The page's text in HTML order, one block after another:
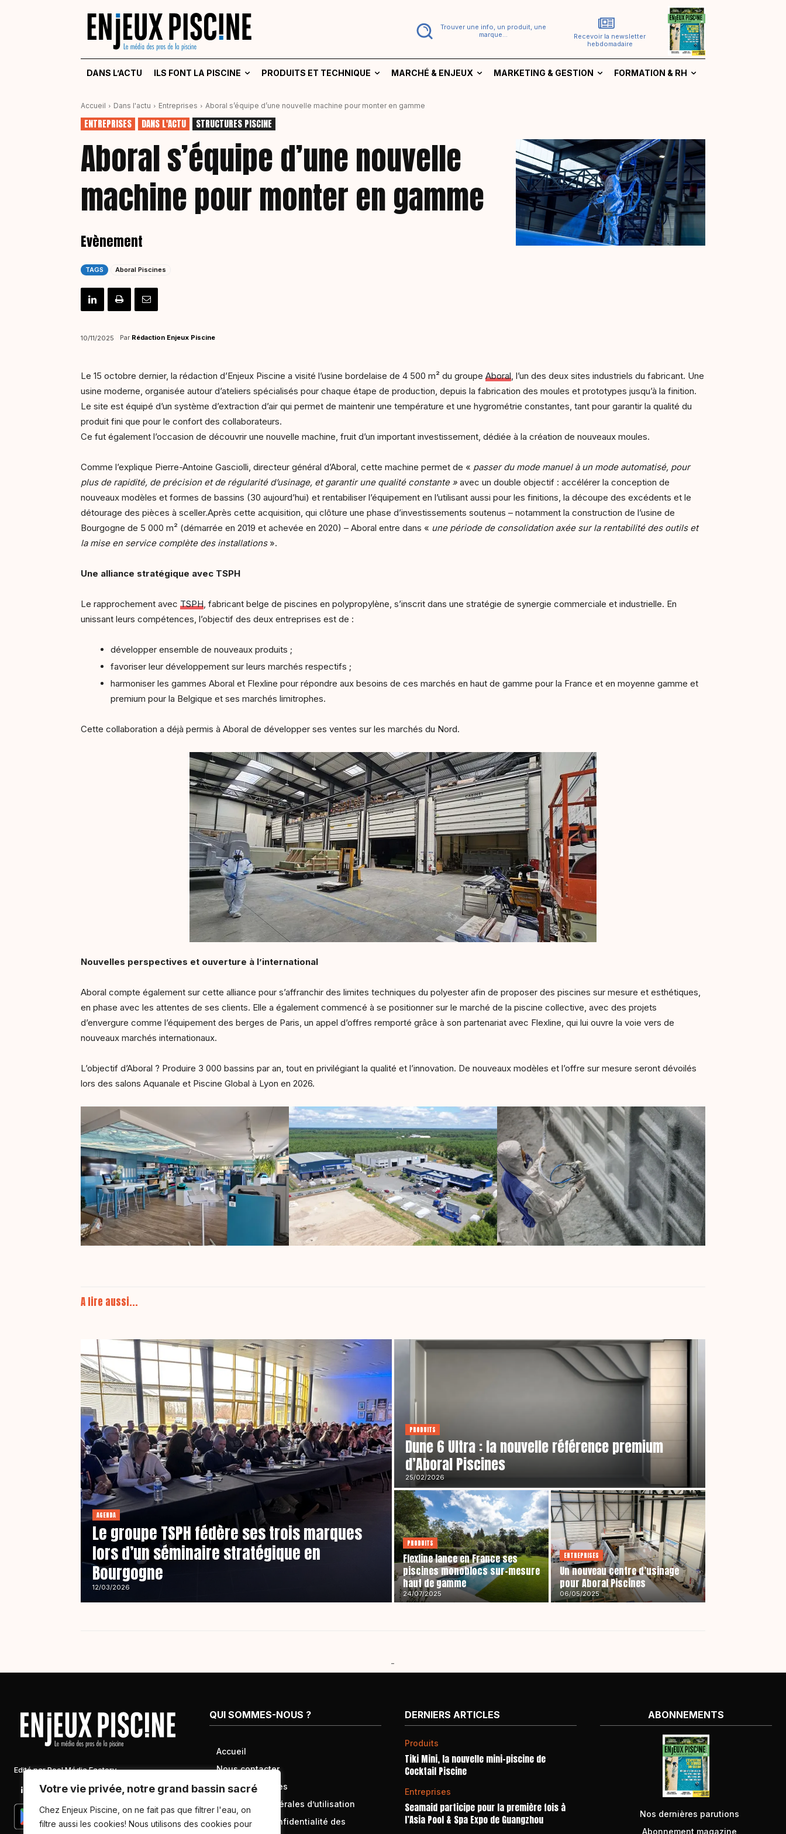
Votre vie privée, notre grand bassin sacré
Chez Enjeux Piscine, on ne fait pas que filtrer l'eau, on
filtre aussi les cookies! Nous utilisons des cookies pour
Trouver une info, un produit, une
marque...
Recevoir la newsletter
hebdomadaire
DANS L’ACTU ILS FONT LA PISCINE PRODUITS ET TECHNIQUE MARCHÉ & ENJEUX MARKETING & GESTION FORMATION & RH
Accueil Dans l'actu Entreprises Aboral s’équipe d’une nouvelle machine pour monter en gamme
ENTREPRISES DANS L'ACTU STRUCTURES PISCINE
Aboral s’équipe d’une nouvelle
machine pour monter en gamme
Evènement
TAGS Aboral Piscines
10/11/2025 Par Rédaction Enjeux Piscine
Le 15 octobre dernier, la rédaction d’Enjeux Piscine a visité l’usine bordelaise de 4 500 m² du groupe Aboral, l’un des deux sites industriels du fabricant. Une
usine moderne, organisée autour d’ateliers spécialisés pour chaque étape de production, depuis la fabrication des moules et prototypes jusqu’à la finition.
Le site est équipé d’un système d’extraction d’air qui permet de maintenir une température et une hygrométrie constantes, tant pour garantir la qualité du
produit fini que pour le confort des collaborateurs.
Ce fut également l’occasion de découvrir une nouvelle machine, fruit d’un important investissement, dédiée à la création de nouveaux moules.
Comme l’explique Pierre-Antoine Gasciolli, directeur général d’Aboral, cette machine permet de « passer du mode manuel à un mode automatisé, pour
plus de rapidité, de précision et de régularité d’usinage, et garantir une qualité constante » avec un double objectif : accélérer la conception de
nouveaux modèles et formes de bassins (30 aujourd’hui) et rentabiliser l’équipement en l’utilisant aussi pour les finitions, la découpe des excédents et le
détourage des pièces à sceller.Après cette acquisition, qui clôture une phase d’investissements soutenus – notamment la construction de l’usine de
Bourgogne de 5 000 m² (démarrée en 2019 et achevée en 2020) – Aboral entre dans « une période de consolidation axée sur la rentabilité des outils et
la mise en service complète des installations».
Une alliance stratégique avec TSPH
Le rapprochement avec TSPH, fabricant belge de piscines en polypropylène, s’inscrit dans une stratégie de synergie commerciale et industrielle. En
unissant leurs compétences, l’objectif des deux entreprises est de :
développer ensemble de nouveaux produits ;
favoriser leur développement sur leurs marchés respectifs ;
harmoniser les gammes Aboral et Flexline pour répondre aux besoins de ces marchés en haut de gamme pour la France et en moyenne gamme et
premium pour la Belgique et ses marchés limitrophes.
Cette collaboration a déjà permis à Aboral de développer ses ventes sur les marchés du Nord.
Nouvelles perspectives et ouverture à l’international
Aboral compte également sur cette alliance pour s’affranchir des limites techniques du polyester afin de proposer des piscines sur mesure et esthétiques,
en phase avec les attentes de ses clients. Elle a également commencé à se positionner sur le marché de la piscine collective, avec des projets
d’envergure comme l’équipement des berges de Paris, un appel d’offres remporté grâce à son partenariat avec Flexline, qui lui ouvre la voie vers de
nouveaux marchés internationaux.
L’objectif d’Aboral ? Produire 3 000 bassins par an, tout en privilégiant la qualité et l’innovation. De nouveaux modèles et l’offre sur mesure seront dévoilés
lors des salons Aquanale et Piscine Global à Lyon en 2026.
A lire aussi...
AGENDA
Le groupe TSPH fédère ses trois marques
lors d’un séminaire stratégique en
Bourgogne
12/03/2026
PRODUITS
Dune 6 Ultra : la nouvelle référence premium
d’Aboral Piscines
25/02/2026
PRODUITS
Flexline lance en France ses
piscines monoblocs sur-mesure
haut de gamme
24/07/2025
ENTREPRISES
Un nouveau centre d’usinage
pour Aboral Piscines
06/05/2025
-
Edité par Pool Média Factory
Linkedin Newsletter
QUI SOMMES-NOUS ?
Accueil
Nous contacter
Mentions légales
Conditions générales d’utilisation
Politique de confidentialité des
DERNIERS ARTICLES
Produits
Tiki Mini, la nouvelle mini-piscine de
Cocktail Piscine
Entreprises
Seamaid participe pour la première fois à
l’Asia Pool & Spa Expo de Guangzhou
ABONNEMENTS
Nos dernières parutions
Abonnement magazine